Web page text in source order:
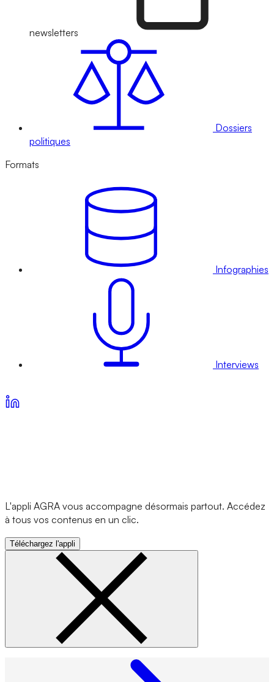
newsletters
Dossiers
politiques
Formats
Infographies
Interviews
L'appli AGRA vous accompagne désormais partout. Accédez
à tous vos contenus en un clic.
Téléchargez l'appli